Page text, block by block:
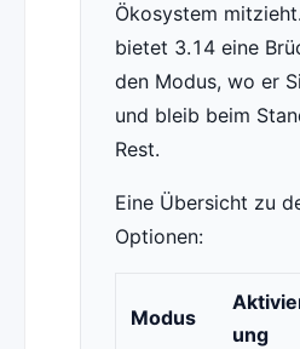
Ökosystem
bietet 3.14 eine
den Modus, wo er
und bleib beim
Rest.
Eine Übersicht zu
Optionen:
Modus
ung